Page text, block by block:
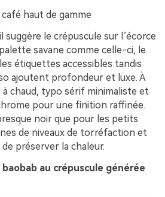
haut de gamme
suggère le crépuscule sur l’écorce
savane comme celle-ci, le
étiquettes accessibles tandis
ajoutent profondeur et luxe. À
à chaud, typo sérif minimaliste et
pour une finition raffinée.
noir que pour les petits
de niveaux de torréfaction et
préserver la chaleur.
baobab au crépuscule générée